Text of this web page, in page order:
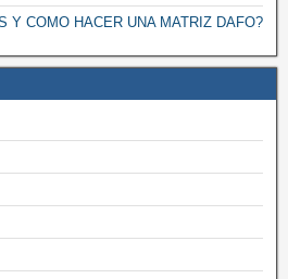
Y COMO HACER UNA MATRIZ DAFO?